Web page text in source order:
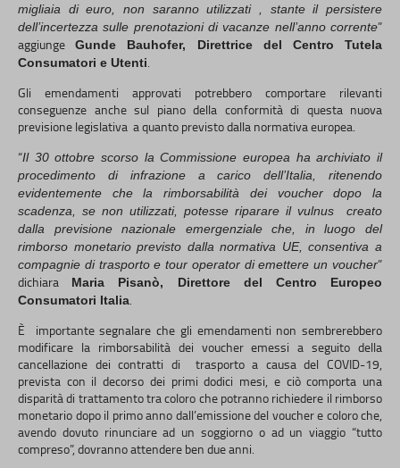
migliaia di euro, non saranno utilizzati , stante il persistere
dell’incertezza sulle prenotazioni di vacanze nell’anno corrente”
aggiungeGunde Bauhofer, Direttrice del Centro Tutela
Consumatori e Utenti
Gli emendamenti approvati potrebbero comportare rilevanti
conseguenze anche sul piano della conformità di questa nuova
previsione legislativa a quanto previsto dalla normativa europea.
“Il 30 ottobre scorso la Commissione europea ha archiviato il
procedimento di infrazione a carico dell’Italia, ritenendo
evidentemente che la rimborsabilità dei voucher dopo la
scadenza, se non utilizzati, potesse riparare il vulnus creato
dalla previsione nazionale emergenziale che, in luogo del
rimborso monetario previsto dalla normativa UE, consentiva a
compagnie di trasporto e tour operator di emettere un voucher”
dichiara
Maria Pisanò, Direttore del Centro Europeo
Consumatori Italia
È importante segnalare che gli emendamenti non sembrerebbero
modificare la rimborsabilità dei voucher emessi a seguito della
cancellazione dei contratti di trasporto a causa del COVID-19,
prevista con il decorso dei primi dodici mesi, e ciò comporta una
disparità di trattamento tra coloro che potranno richiedere il rimborso
monetario dopo il primo anno dall’emissione del voucher e coloro che,
avendo dovuto rinunciare ad un soggiorno o ad un viaggio “tutto
compreso”, dovranno attendere ben due anni.